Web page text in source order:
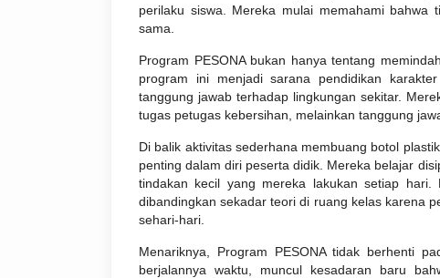
perilaku siswa. Mereka mulai memahami
sama.
Program PESONA bukan hanya tentang
program ini menjadi sarana pendidikan
tanggung jawab terhadap lingkungan sekitar.
tugas petugas kebersihan, melainkan tanggung
Di balik aktivitas sederhana membuang botol
penting dalam diri peserta didik. Mereka belajar
tindakan kecil yang mereka lakukan setiap
dibandingkan sekadar teori di ruang kelas karena
sehari-hari.
Menariknya, Program PESONA tidak berhenti
berjalannya waktu, muncul kesadaran baru